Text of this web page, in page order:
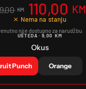
KM 110,00 KM
⨯ Nema na stanju
UŠTEDA · 9,00 KM
Okus
Punch Orange